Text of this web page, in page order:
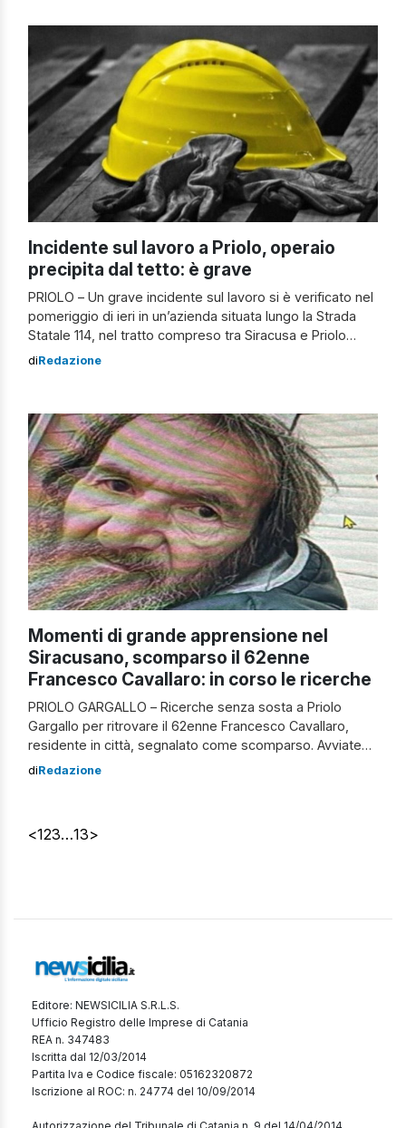
I vigili del […]
Incidente sul lavoro a Priolo, operaio
precipita dal tetto: è grave
PRIOLO – Un grave incidente sul lavoro si è verificato nel
pomeriggio di ieri in un’azienda situata lungo la Strada
Statale 114, nel tratto compreso tra Siracusa e Priolo
Gargallo. A rimanere ferito è stato un operaio di 35 anni,
diRedazione
Momenti di grande apprensione nel
Siracusano, scomparso il 62enne
Francesco Cavallaro: in corso le ricerche
PRIOLO GARGALLO – Ricerche senza sosta a Priolo
Gargallo per ritrovare il 62enne Francesco Cavallaro,
residente in città, segnalato come scomparso. Avviate
ricerche a Priolo Gargallo per il 62enne Francesco
o smanicato blu […]
diRedazione
<123…13>
Editore: NEWSICILIA S.R.L.S.
Ufficio Registro delle Imprese di Catania
REA n. 347483
Iscritta dal 12/03/2014
Partita Iva e Codice fiscale: 05162320872
Iscrizione al ROC: n. 24774 del 10/09/2014